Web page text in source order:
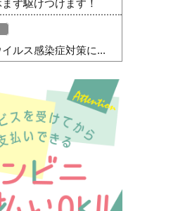
ず駆けつけます！
ルス感染症対策に...